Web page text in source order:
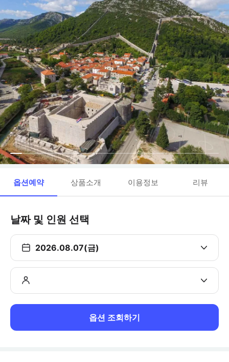
옵션예약 상품소개 이용정보 리뷰
날짜 및 인원 선택
2026.08.07(금)
옵션 조회하기